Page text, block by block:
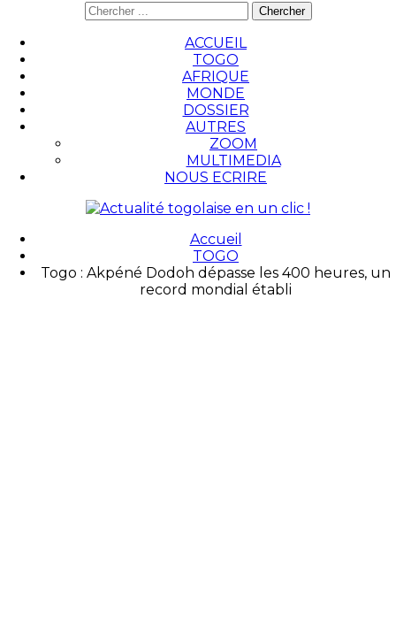
ACCUEIL
TOGO
AFRIQUE
MONDE
DOSSIER
AUTRES
ZOOM
MULTIMEDIA
NOUS ECRIRE
Accueil
TOGO
Togo : Akpéné Dodoh dépasse les 400 heures, un
record mondial établi